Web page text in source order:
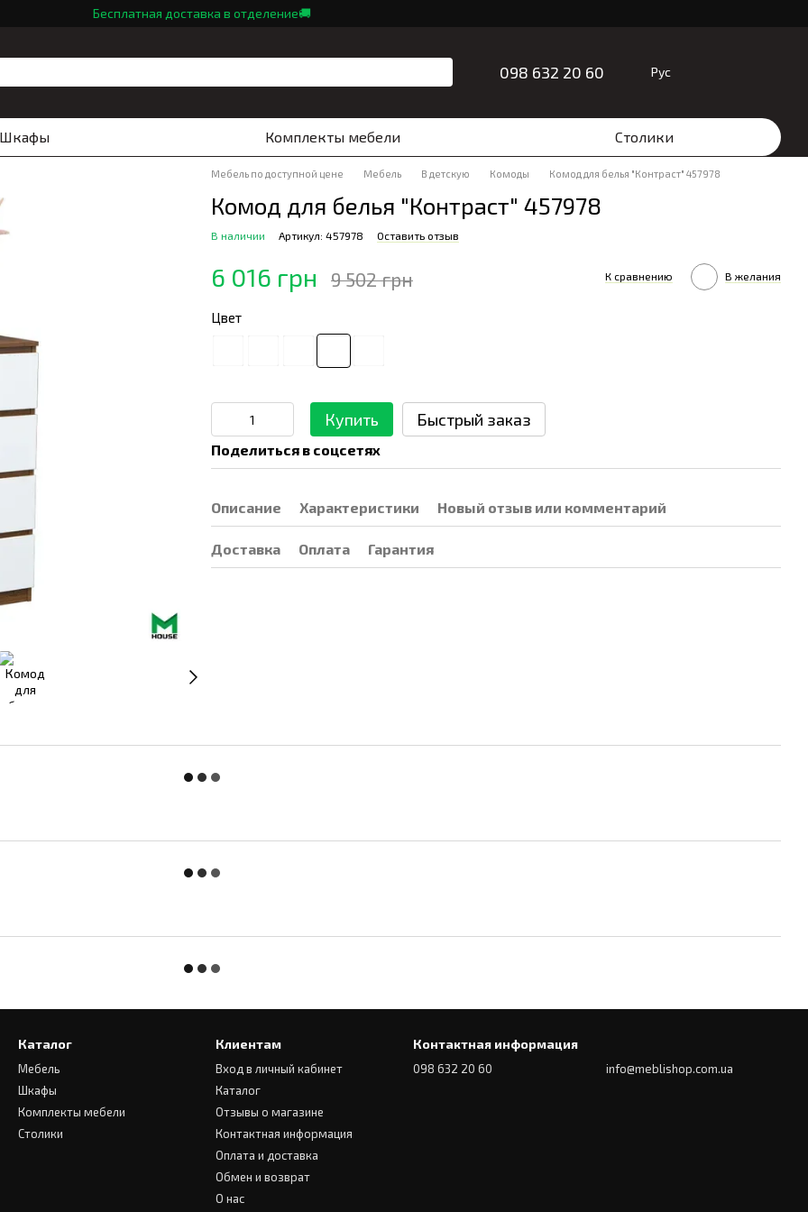
Бесплатная доставка в отделение🚚
098 632 20 60 Рус
Шкафы Комплекты мебели Столики
Мебель по доступной цене Мебель В детскую Комоды Комод для белья "Контраст" 457978
Комод для белья "Контраст" 457978
В наличии Артикул: 457978 Оставить отзыв
6 016 грн 9 502 грн К сравнению В желания
Цвет
Купить Быстрый заказ
Поделиться в соцсетях
Описание Характеристики Новый отзыв или комментарий
Доставка Оплата Гарантия
Каталог
Мебель
Шкафы
Комплекты мебели
Столики
Клиентам
Вход в личный кабинет
Каталог
Отзывы о магазине
Контактная информация
Оплата и доставка
Обмен и возврат
О нас
Контактная информация
098 632 20 60 info@meblishop.com.ua